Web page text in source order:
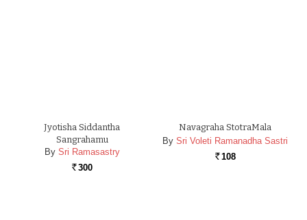
Jyotisha Siddantha
Sangrahamu
By Sri Ramasastry
Rs. 300
Navagraha StotraMala
By Sri Voleti Ramanadha Sastri
Rs. 108